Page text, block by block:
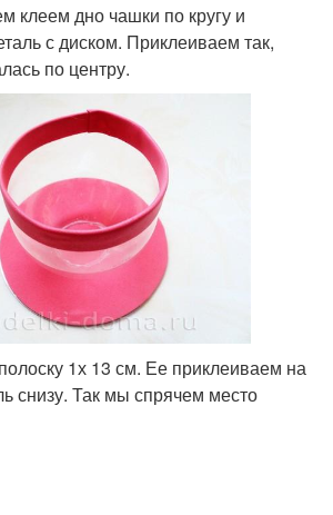
клеем дно чашки по кругу и
с диском. Приклеиваем так,
по центру.
1х 13 см. Ее приклеиваем на
снизу. Так мы спрячем место